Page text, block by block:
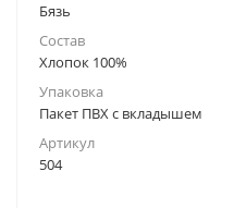
Бязь
Состав
Хлопок 100%
Упаковка
Пакет ПВХ с вкладышем
Артикул
504